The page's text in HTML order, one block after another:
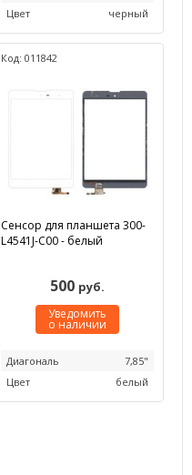
Цвет
черный
Код: 011842
Сенсор для планшета 300-
L4541J-C00 - белый
500 руб.
Уведомить
о наличии
Диагональ
7,85"
Цвет
белый